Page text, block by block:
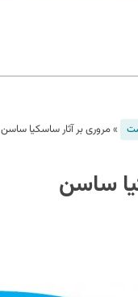
»مروری بر آثار ساسکیا ساسن
ساسن